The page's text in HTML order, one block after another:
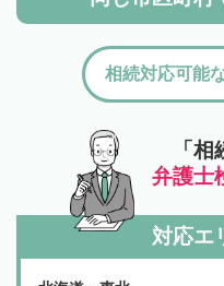
「
弁護士
相続対応可能
対応エ